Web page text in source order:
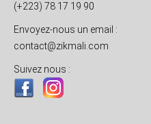
(+223) 78 17 19 90
Envoyez-nous un email :
contact@zikmali.com
Suivez nous :